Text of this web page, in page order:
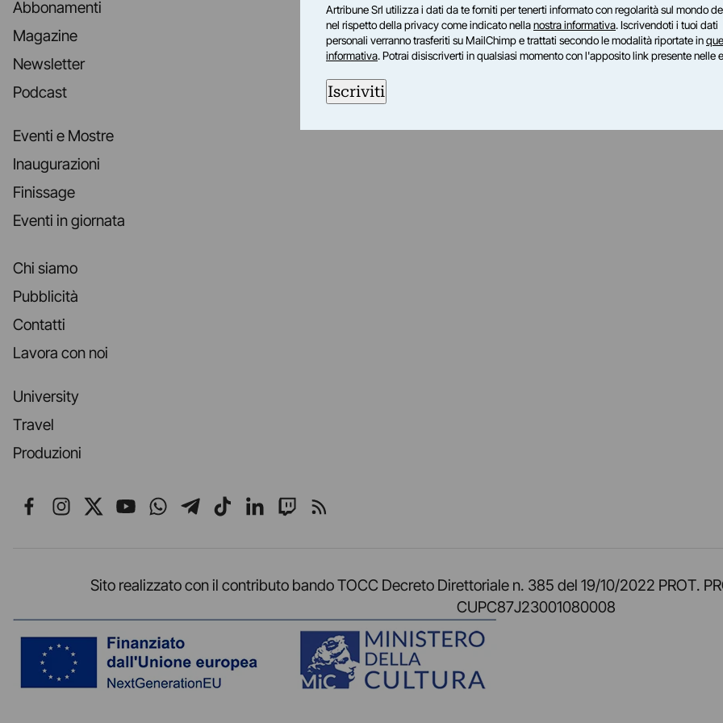
Abbonamenti
Magazine
Newsletter
Podcast
Eventi e Mostre
Inaugurazioni
Finissage
Eventi in giornata
Chi siamo
Pubblicità
Contatti
Lavora con noi
University
Travel
Produzioni
Seguici su Facebook
Seguici su Instagram
Seguici su X
Seguici su YouTube
Seguici su WhatsApp
Seguici su Telegram
Seguici su TikTok
Seguici su LinkedIn
Seguici su Twitch
Seguici su Rss
Sito realizzato con il contributo bando TOCC Decreto Direttoriale n. 385 del 19/10/2022 PROT.
CUPC87J23001080008
Artribune Srl utilizza i dati da te forniti per tenerti informato con regolarità sul mondo
nel rispetto della privacy come indicato nellanostra informativa. Iscrivendoti i tuoi dati
personali verranno trasferiti su MailChimp e trattati secondo le modalità riportate in
informativa. Potrai disiscriverti in qualsiasi momento con l'apposito link presente nelle
Iscriviti